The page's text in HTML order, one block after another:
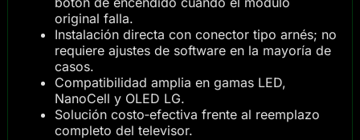
original falla.
Instalación directa con conector tipo arnés; no
requiere ajustes de software en la mayoría de
casos.
Compatibilidad amplia en gamas LED,
NanoCell y OLED LG.
Solución costo‑efectiva frente al reemplazo
completo del televisor.